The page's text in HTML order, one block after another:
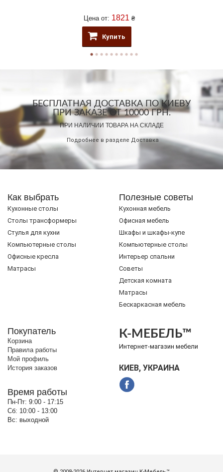
Цена от: 1821 ₴
Купить
БЕСПЛАТНАЯ ДОСТАВКА ПО КИЕВУ
ПРИ ЗАКАЗЕ ОТ 10000 ГРН.
ПРИ НАЛИЧИИ ТОВАРА НА СКЛАДЕ
Подробнее в разделе Доставка
Как выбрать
Кухонные столы
Cтолы трансформеры
Стулья для кухни
Компьютерные столы
Офисные кресла
Матрасы
Полезные советы
Кухонная мебель
Офисная мебель
Шкафы и шкафы-купе
Компьютерные столы
Интерьер спальни
Советы
Детская комната
Матрасы
Бескаркасная мебель
Покупатель
Корзина
Правила работы
Мой профиль
История заказов
Время работы
Пн-Пт: 9:00 - 17:15
Сб: 10:00 - 13:00
Вс: выходной
К-МЕБЕЛЬ™
Интернет-магазин мебели
КИЕВ, УКРАИНА